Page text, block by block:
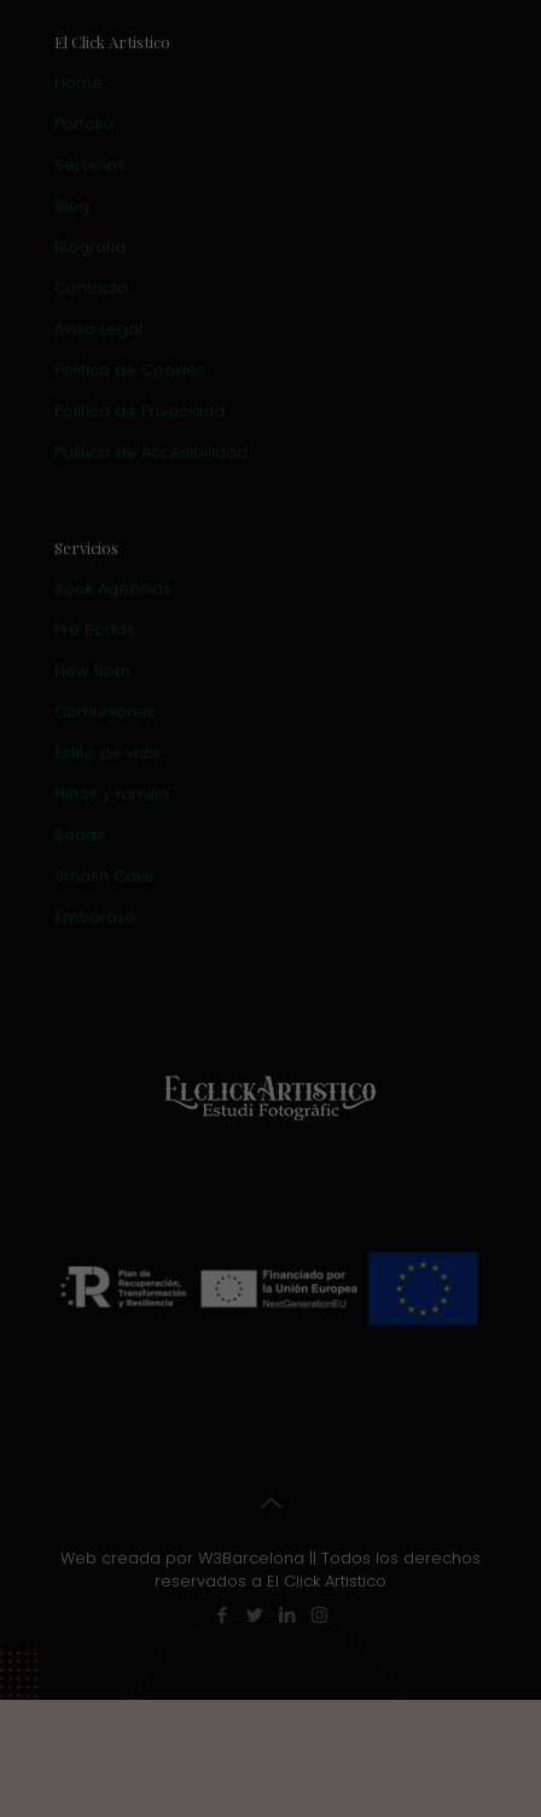
El Click Artistico
Home
Porfolio
Servicios
Blog
Biografía
Contacto
Aviso Legal
Política de Cookies
Política de Privacidad
Política de Accesibilidad
Servicios
Book Agencias
Pre Bodas
New Born
Comuniones
Estilo de vida
Niños y familia
Bodas
Smash Cake
Embarazo
Web creada por W3Barcelona || Todos los derechos
reservados a El Click Artistico